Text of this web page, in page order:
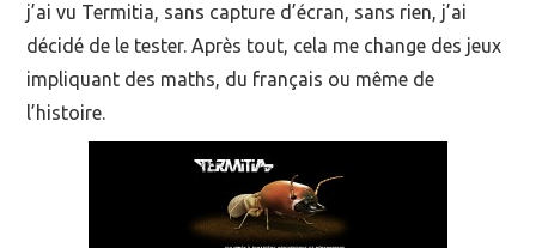
DANS LA PRESSE
j’ai vu Termitia, sans capture d’écran, sans rien, j’ai
décidé de le tester. Après tout, cela me change des jeux
impliquant des maths, du français ou même de
l’histoire.